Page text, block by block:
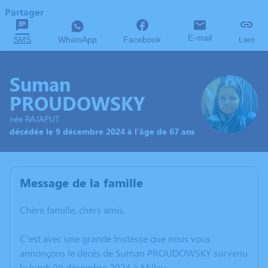
Partager
SMS WhatsApp Facebook E-mail Lien
Suman
PROUDOWSKY
née RAJAPUT
décédée le 9 décembre 2024 à l'âge de 67 ans
Message de la famille
Chère famille, chers amis,
C’est avec une grande tristesse que nous vous
annonçons le décès de Suman PROUDOWSKY survenu